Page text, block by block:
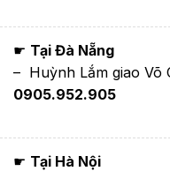
☛ Tại Đà Nẵng
– Huỳnh Lắm giao Võ
0905.952.905
☛ Tại Hà Nội